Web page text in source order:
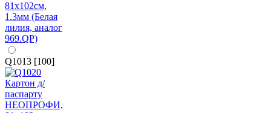
Q1013 [100]